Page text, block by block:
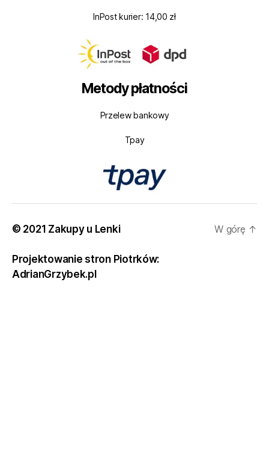
InPost kurier: 14,00 zł
Metody płatności
Przelew bankowy
Tpay
© 2021 Zakupy u Lenki
Projektowanie stron Piotrków:
AdrianGrzybek.pl
W górę ↑